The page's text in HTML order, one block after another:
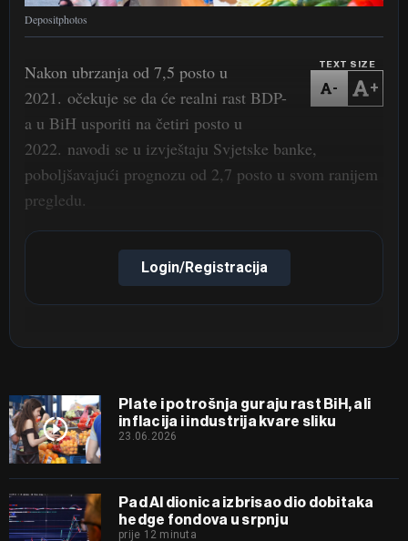
Depositphotos
TEXT SIZE
- +
Nakon ubrzanja od 7,5 posto u
2021. očekuje se da će realni rast BDP-
a u BiH usporiti na četiri posto u
2022. navodi se u izvještaju Svjetske banke,
poboljšavajući prognozu od 2,7 posto u svom ranijem
pregledu.
Login/Registracija
Plate i potrošnja guraju rast BiH, ali
inflacija i industrija kvare sliku
23.06.2026
Pad AI dionica izbrisao dio dobitaka
hedge fondova u srpnju
prije 12 minuta